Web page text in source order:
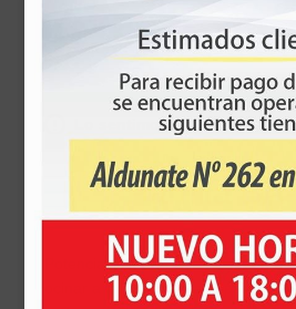
Lo sentimos-este producto
Parrilla
Potencia 1.900w Base de Teflón
cocinar a la plancha y a la parrilla